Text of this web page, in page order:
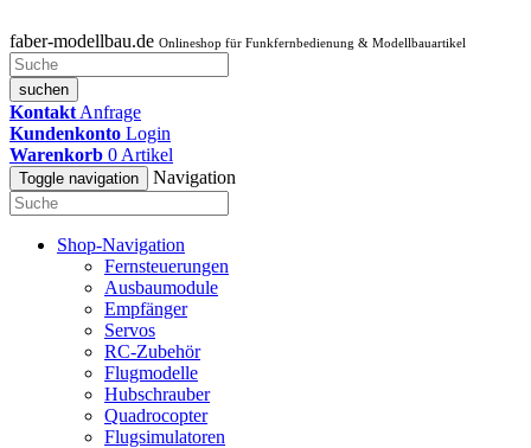
faber-modellbau.de Onlineshop für Funkfernbedienung & Modellbauartikel
suchen
Kontakt Anfrage
Kundenkonto Login
Warenkorb 0 Artikel
Toggle navigation Navigation
Shop-Navigation
Fernsteuerungen
Ausbaumodule
Empfänger
Servos
RC-Zubehör
Flugmodelle
Hubschrauber
Quadrocopter
Flugsimulatoren